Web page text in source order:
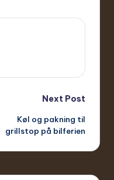
Next Post
Køl og pakning til
grillstop på bilferien